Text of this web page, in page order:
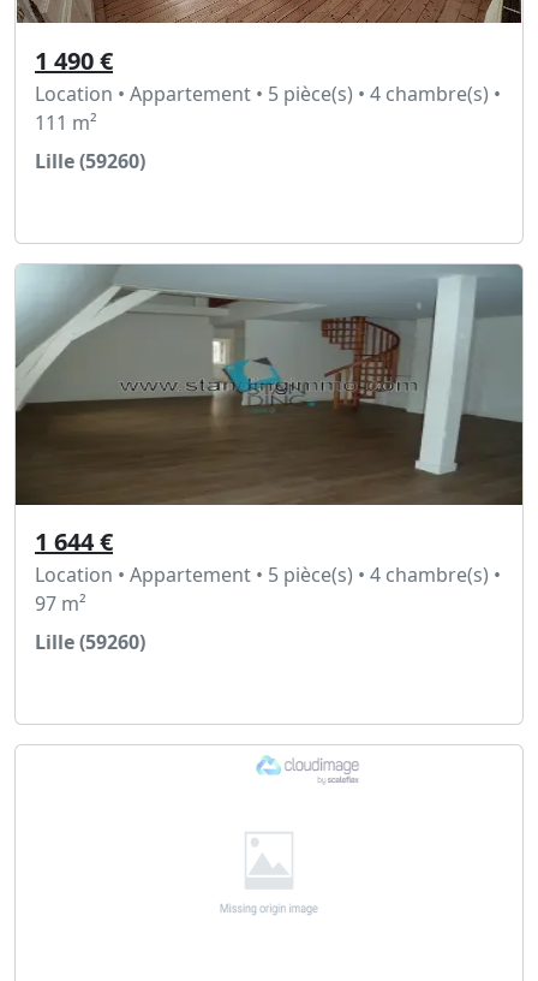
1 490 €
Location • Appartement • 5 pièce(s) • 4 chambre(s) •
111 m²
Lille (59260)
1 644 €
Location • Appartement • 5 pièce(s) • 4 chambre(s) •
97 m²
Lille (59260)